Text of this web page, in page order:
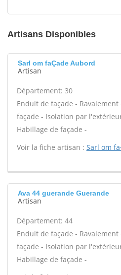
Artisans Disponibles
Sarl om faÇade Aubord
Artisan
Département: 30
Enduit de façade -
façade - Isolation par
Habillage de façade -
Voir la fiche artisan : Sarl om
Ava 44 guerande Guerande
Artisan
Département: 44
Enduit de façade -
façade - Isolation par
Habillage de façade -